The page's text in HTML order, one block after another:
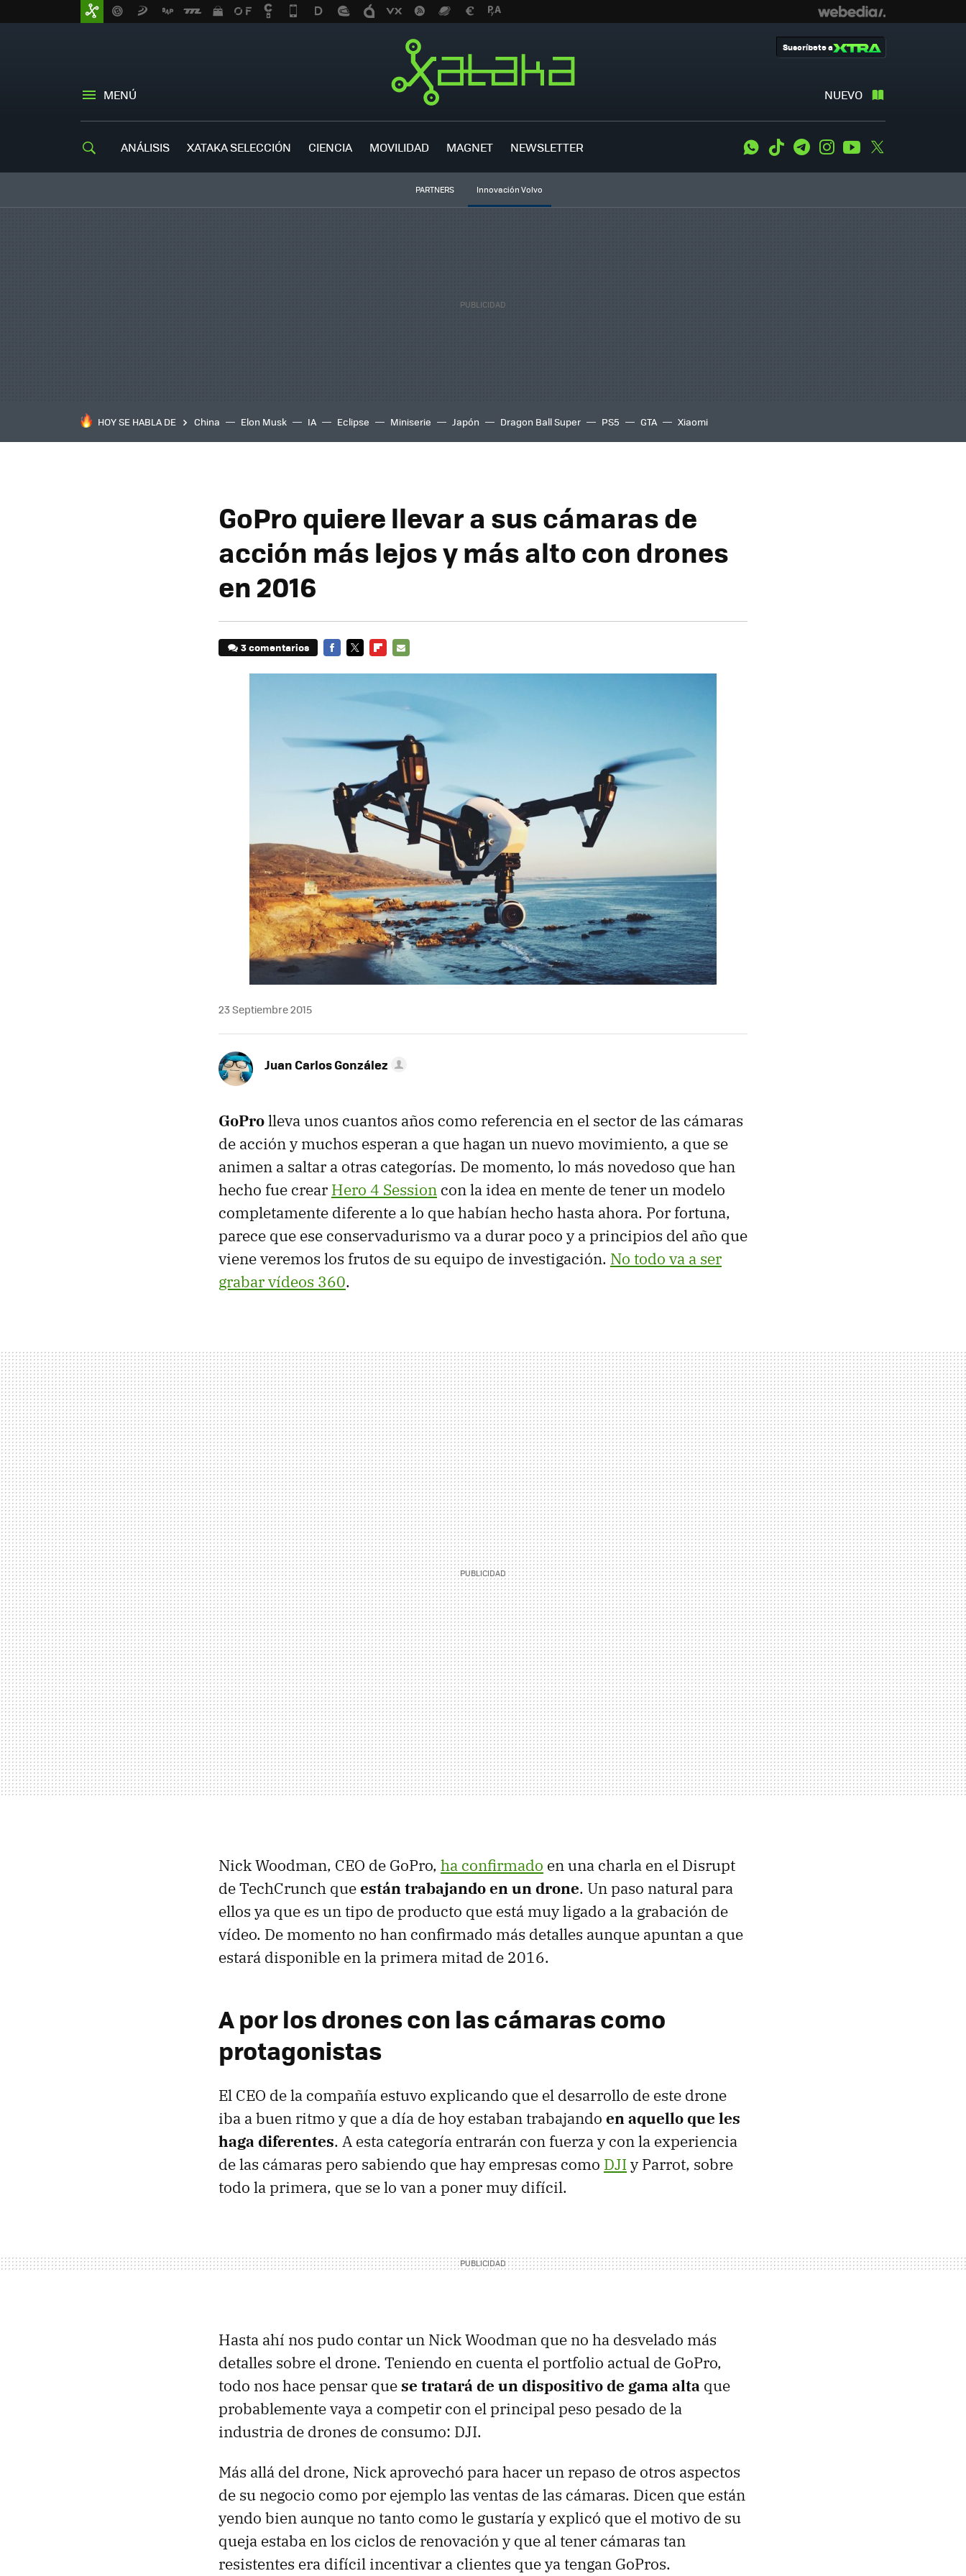
MENÚ NUEVO
Suscríbete a
ANÁLISIS XATAKA SELECCIÓN CIENCIA MOVILIDAD MAGNET NEWSLETTER WhatsApp
Tiktok TelegramInstagramYoutube
PARTNERS Innovación Volvo
HOY SE HABLA DE China Elon Musk IA Eclipse Miniserie Japón Dragon Ball Super PS5 GTA Xiaomi
GoPro quiere llevar a sus cámaras de
acción más lejos y más alto con drones
en 2016
3 comentarios
23 Septiembre 2015
Juan Carlos González
GoProlleva unos cuantos años como referencia en el sector de las cámaras
de acción y muchos esperan a que hagan un nuevo movimiento, a que se
animen a saltar a otras categorías. De momento, lo más novedoso que han
hecho fue crear Hero 4 Session con la idea en mente de tener un modelo
completamente diferente a lo que habían hecho hasta ahora. Por fortuna,
parece que ese conservadurismo va a durar poco y a principios del año que
viene veremos los frutos de su equipo de investigación. No todo va a ser
grabar vídeos 360.
Nick Woodman, CEO de GoPro, ha confirmado en una charla en el Disrupt
de TechCrunch queestán trabajando en un drone. Un paso natural para
ellos ya que es un tipo de producto que está muy ligado a la grabación de
vídeo. De momento no han confirmado más detalles aunque apuntan a que
estará disponible en la primera mitad de 2016.
A por los drones con las cámaras como
protagonistas
El CEO de la compañía estuvo explicando que el desarrollo de este drone
iba a buen ritmo y que a día de hoy estaban trabajando en aquello que les
haga diferentes. A esta categoría entrarán con fuerza y con la experiencia
de las cámaras pero sabiendo que hay empresas como DJIy Parrot, sobre
todo la primera, que se lo van a poner muy difícil.
Hasta ahí nos pudo contar un Nick Woodman que no ha desvelado más
detalles sobre el drone. Teniendo en cuenta el portfolio actual de GoPro,
todo nos hace pensar quese tratará de un dispositivo de gama alta que
probablemente vaya a competir con el principal peso pesado de la
industria de drones de consumo: DJI.
Más allá del drone, Nick aprovechó para hacer un repaso de otros aspectos
de su negocio como por ejemplo las ventas de las cámaras. Dicen que están
yendo bien aunque no tanto como le gustaría y explicó que el motivo de su
queja estaba en los ciclos de renovación y que al tener cámaras tan
resistentes era difícil incentivar a clientes que ya tengan GoPros.